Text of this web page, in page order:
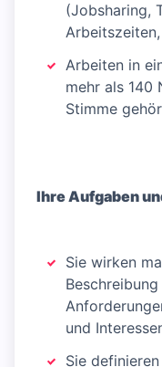
(Jobsharing,
Arbeiten in
mehr als 140
Stimme
Ihre Aufgaben
Sie wirken
und
Sie